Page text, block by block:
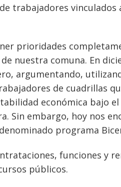
trabajadores vinculados
prioridades
nuestra comuna. En
argumentando,
de cuadrillas
económica bajo
Sin embargo, hoy nos
programa
funciones y
públicos.